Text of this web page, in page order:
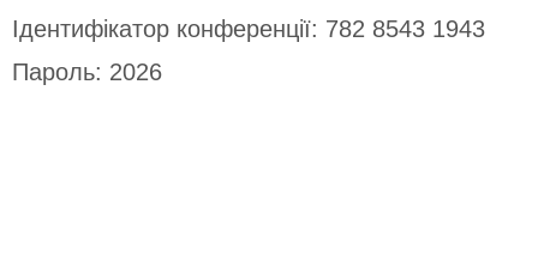
Ідентифікатор конференції: 782 8543 1943
Пароль: 2026